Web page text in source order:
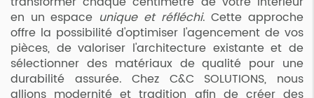
en un espace unique et réfléchi. Cette approche
offre la possibilité d'optimiser l'agencement de vos
pièces, de valoriser l'architecture existante et de
sélectionner des matériaux de qualité pour une
durabilité assurée. Chez C&C SOLUTIONS, nous